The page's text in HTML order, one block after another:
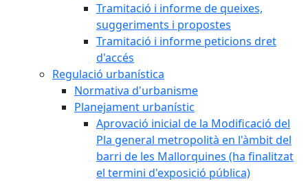
Tramitació i informe de queixes,
suggeriments i propostes
Tramitació i informe peticions dret
d'accés
Regulació urbanística
Normativa d'urbanisme
Planejament urbanístic
Aprovació inicial de la Modificació del
Pla general metropolità en l'àmbit del
barri de les Mallorquines (ha finalitzat
el termini d'exposició pública)